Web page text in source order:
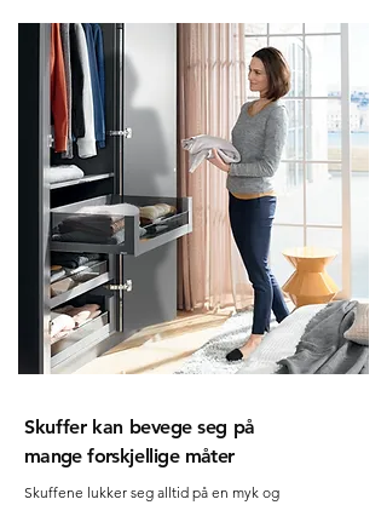
Skuffer kan bevege seg på
mange forskjellige måter
Skuffene lukker seg alltid på en myk og